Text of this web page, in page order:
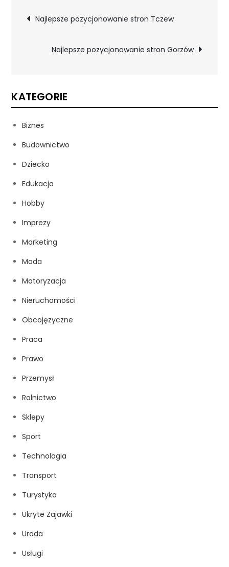
Nawigacja
wpisu
Najlepsze pozycjonowanie stron Tczew
Najlepsze pozycjonowanie stron Gorzów
KATEGORIE
Biznes
Budownictwo
Dziecko
Edukacja
Hobby
Imprezy
Marketing
Moda
Motoryzacja
Nieruchomości
Obcojęzyczne
Praca
Prawo
Przemysł
Rolnictwo
Sklepy
Sport
Technologia
Transport
Turystyka
Ukryte Zajawki
Uroda
Usługi